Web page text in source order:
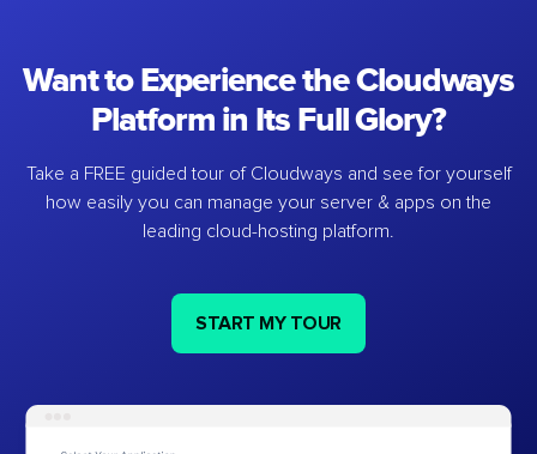
Want to Experience the Cloudways
Platform in Its Full Glory?
Take a FREE guided tour of Cloudways and see for yourself
how easily you can manage your server & apps on the
leading cloud-hosting platform.
START MY TOUR